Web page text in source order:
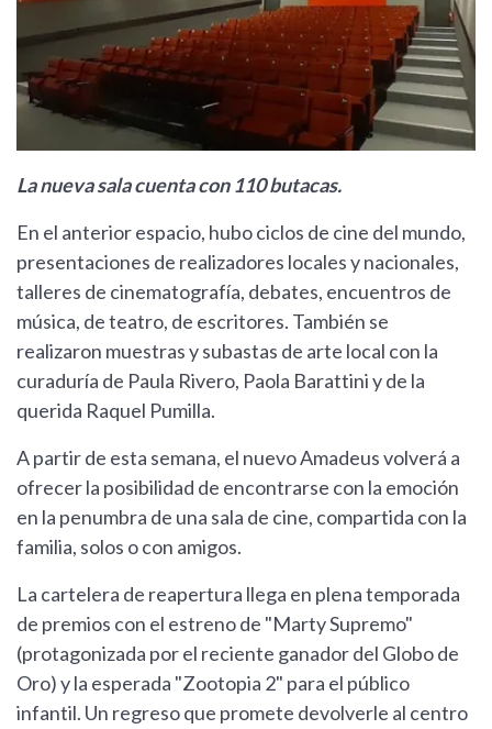
La nueva sala cuenta con 110 butacas.
En el anterior espacio, hubo ciclos de cine del mundo,
presentaciones de realizadores locales y nacionales,
talleres de cinematografía, debates, encuentros de
música, de teatro, de escritores. También se
realizaron muestras y subastas de arte local con la
curaduría de Paula Rivero, Paola Barattini y de la
querida Raquel Pumilla.
A partir de esta semana, el nuevo Amadeus volverá a
ofrecer la posibilidad de encontrarse con la emoción
en la penumbra de una sala de cine, compartida con la
familia, solos o con amigos.
La cartelera de reapertura llega en plena temporada
de premios con el estreno de "Marty Supremo"
(protagonizada por el reciente ganador del Globo de
Oro) y la esperada "Zootopia 2" para el público
infantil. Un regreso que promete devolverle al centro